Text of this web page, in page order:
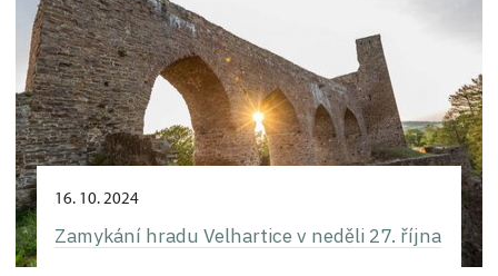
16. 10. 2024
Zamykání hradu Velhartice v neděli 27. října